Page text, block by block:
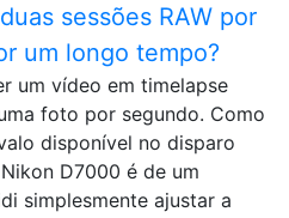
sessões RAW por
um longo tempo?
um vídeo em timelapse
foto por segundo. Como
disponível no disparo
D7000 é de um
simplesmente ajustar a